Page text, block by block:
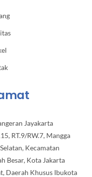
Jayakarta
RT.9/RW.7, Mangga
Kecamatan
Besar, Kota Jakarta
Daerah Khusus Ibukota